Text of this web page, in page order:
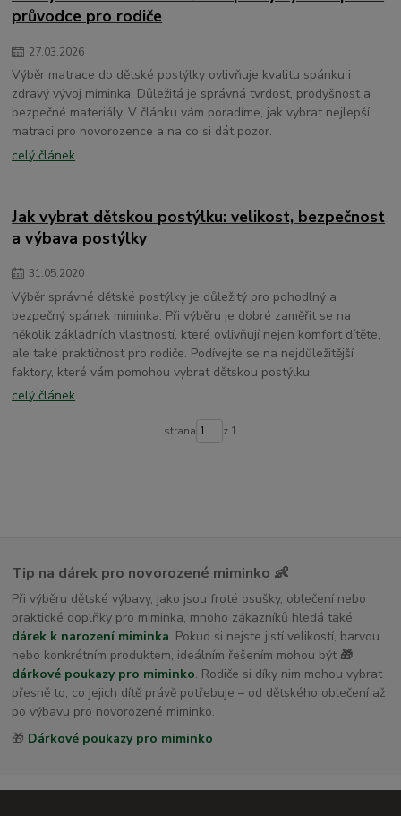
dětské osušky s kapucí
průvodce pro rodiče
27.03.2026
Výběr matrace do dětské postýlky ovlivňuje kvalitu spánku i
zdravý vývoj miminka. Důležitá je správná tvrdost, prodyšnost a
bezpečné materiály. V článku vám poradíme, jak vybrat nejlepší
matraci pro novorozence a na co si dát pozor.
celý článek
Jak vybrat dětskou postýlku: velikost, bezpečnost
a výbava postýlky
31.05.2020
Výběr správné dětské postýlky je důležitý pro pohodlný a
bezpečný spánek miminka. Při výběru je dobré zaměřit se na
několik základních vlastností, které ovlivňují nejen komfort dítěte,
ale také praktičnost pro rodiče. Podívejte se na nejdůležitější
faktory, které vám pomohou vybrat dětskou postýlku.
celý článek
strana z 1
Tip na dárek pro novorozené miminko 👶
Při výběru dětské výbavy, jako jsou froté osušky, oblečení nebo
praktické doplňky pro miminka, mnoho zákazníků hledá také
dárek k narození miminka. Pokud si nejste jistí velikostí, barvou
nebo konkrétním produktem, ideálním řešením mohou být 🎁
dárkové poukazy pro miminko. Rodiče si díky nim mohou vybrat
přesně to, co jejich dítě právě potřebuje – od dětského oblečení až
po výbavu pro novorozené miminko.
🎁 Dárkové poukazy pro miminko